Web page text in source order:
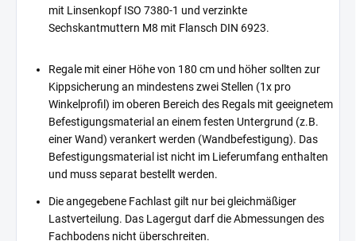
mit Linsenkopf ISO 7380-1 und verzinkte
Sechskantmuttern M8 mit Flansch DIN 6923.
Regale mit einer Höhe von 180 cm und höher sollten zur
Kippsicherung an mindestens zwei Stellen (1x pro
Winkelprofil) im oberen Bereich des Regals mit geeignetem
Befestigungsmaterial an einem festen Untergrund (z.B.
einer Wand) verankert werden (Wandbefestigung). Das
Befestigungsmaterial ist nicht im Lieferumfang enthalten
und muss separat bestellt werden.
Die angegebene Fachlast gilt nur bei gleichmäßiger
Lastverteilung. Das Lagergut darf die Abmessungen des
Fachbodens nicht überschreiten.